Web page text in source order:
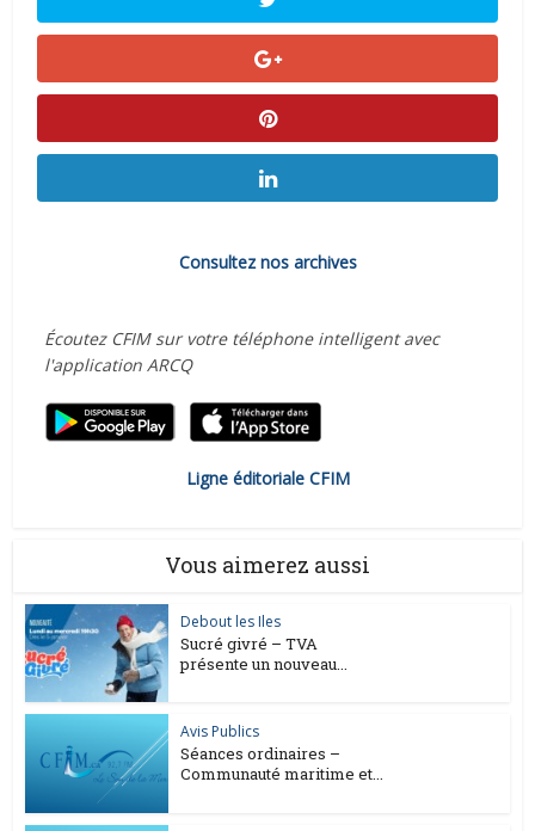
Consultez nos archives
Écoutez CFIM sur votre téléphone intelligent avec
l'application ARCQ
Ligne éditoriale CFIM
Vous aimerez aussi
Debout les Iles
Sucré givré – TVA
présente un nouveau...
Avis Publics
Séances ordinaires –
Communauté maritime et...